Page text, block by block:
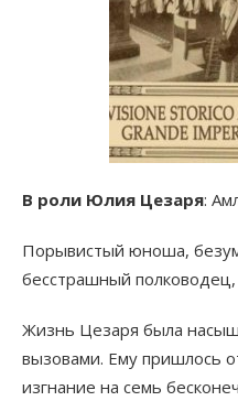
В роли Юлия Цезаря:
Порывистый юноша,
бесстрашный
Жизнь Цезаря была
вызовами. Ему пришлось
изгнание на семь